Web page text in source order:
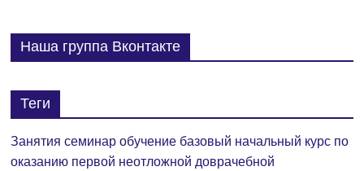
Наша группа Вконтакте
Теги
Занятия семинар обучение базовый начальный курс по
оказанию первой неотложной доврачебной